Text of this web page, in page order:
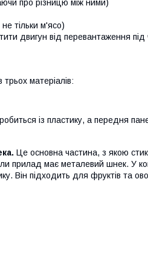
про різницю між ними)
тільки м'ясо)
двигун від перевантаження під
матеріалів:
із пластику, а передня
Це основна частина, з якою
прилад має металевий шнек. У
Він підходить для фруктів та